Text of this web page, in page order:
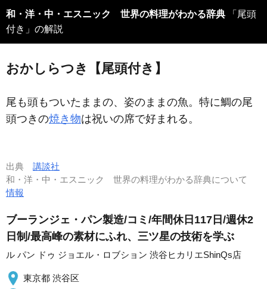
和・洋・中・エスニック 世界の料理がわかる辞典 「尾頭
付き」の解説
おかしらつき【尾頭付き】
尾も頭もついたままの、姿のままの魚。特に鯛の尾
頭つきの焼き物は祝いの席で好まれる。
出典 講談社
和・洋・中・エスニック 世界の料理がわかる辞典について
情報
ブーランジェ・パン製造/コミ/年間休日117日/週休2
日制/最高峰の素材にふれ、三ツ星の技術を学ぶ
ル パン ドゥ ジョエル・ロブション 渋谷ヒカリエShinQs店
東京都 渋谷区